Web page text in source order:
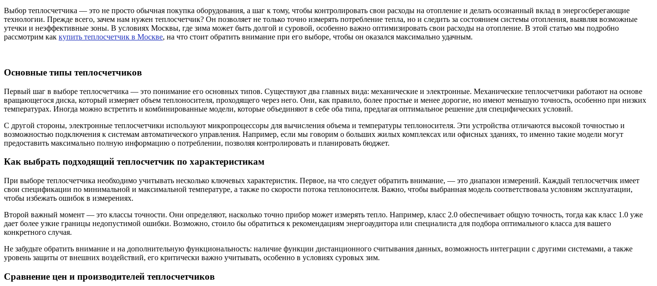
Выбор теплосчетчика — это не просто обычная покупка оборудования, а шаг к тому, чтобы контролировать свои расходы на отопление и делать осознанный вклад в энергосберегающие
технологии. Прежде всего, зачем нам нужен теплосчетчик? Он позволяет не только точно измерять потребление тепла, но и следить за состоянием системы отопления, выявляя возможные
утечки и неэффективные зоны. В условиях Москвы, где зима может быть долгой и суровой, особенно важно оптимизировать свои расходы на отопление. В этой статью мы подробно
рассмотрим как купить теплосчетчик в Москве, на что стоит обратить внимание при его выборе, чтобы он оказался максимально удачным.
Основные типы теплосчетчиков
Первый шаг в выборе теплосчетчика — это понимание его основных типов. Существуют два главных вида: механические и электронные. Механические теплосчетчики работают на основе
вращающегося диска, который измеряет объем теплоносителя, проходящего через него. Они, как правило, более простые и менее дорогие, но имеют меньшую точность, особенно при низких
температурах. Иногда можно встретить и комбинированные модели, которые объединяют в себе оба типа, предлагая оптимальное решение для специфических условий.
С другой стороны, электронные теплосчетчики используют микропроцессоры для вычисления объема и температуры теплоносителя. Эти устройства отличаются высокой точностью и
возможностью подключения к системам автоматического управления. Например, если мы говорим о больших жилых комплексах или офисных зданиях, то именно такие модели могут
предоставить максимально полную информацию о потреблении, позволяя контролировать и планировать бюджет.
Как выбрать подходящий теплосчетчик по характеристикам
При выборе теплосчетчика необходимо учитывать несколько ключевых характеристик. Первое, на что следует обратить внимание, — это диапазон измерений. Каждый теплосчетчик имеет
свои спецификации по минимальной и максимальной температуре, а также по скорости потока теплоносителя. Важно, чтобы выбранная модель соответствовала условиям эксплуатации,
чтобы избежать ошибок в измерениях.
Второй важный момент — это классы точности. Они определяют, насколько точно прибор может измерять тепло. Например, класс 2.0 обеспечивает общую точность, тогда как класс 1.0 уже
дает более узкие границы недопустимой ошибки. Возможно, стоило бы обратиться к рекомендациям энергоаудитора или специалиста для подбора оптимального класса для вашего
конкретного случая.
Не забудьте обратить внимание и на дополнительную функциональность: наличие функции дистанционного считывания данных, возможность интеграции с другими системами, а также
уровень защиты от внешних воздействий, его критически важно учитывать, особенно в условиях суровых зим.
Сравнение цен и производителей теплосчетчиков